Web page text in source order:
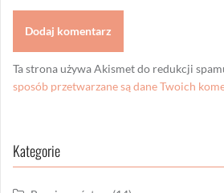
Ta strona używa Akismet do redukcji
sposób przetwarzane są dane Twoich
Kategorie